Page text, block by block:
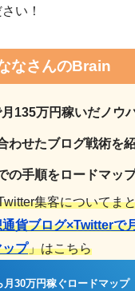
い！
なさんのBrain
135万円稼いだノウ
わせたブログ戦術を
の手順をロードマッ
集客についてま
貨ブログ×Twitterで
プ」はこちら
月30万円稼ぐロードマップ